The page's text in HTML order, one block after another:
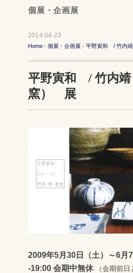
個展・企画展
2014-04-23
Home › 個展・企画展 › 平野寅和 / 竹内
平野寅和 / 竹内靖
窯） 展
2009年5月30日（土）～6月
-19:00 会期中無休（会期前日